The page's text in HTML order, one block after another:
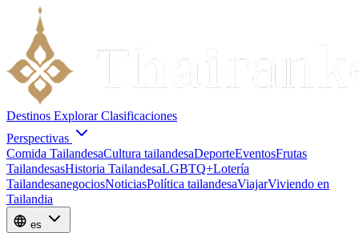
Destinos Explorar Clasificaciones
Perspectivas
Comida TailandesaCultura tailandesaDeporteEventosFrutas
TailandesasHistoria TailandesaLGBTQ+Lotería
TailandesanegociosNoticiasPolítica tailandesaViajarViviendo en
Tailandia
es